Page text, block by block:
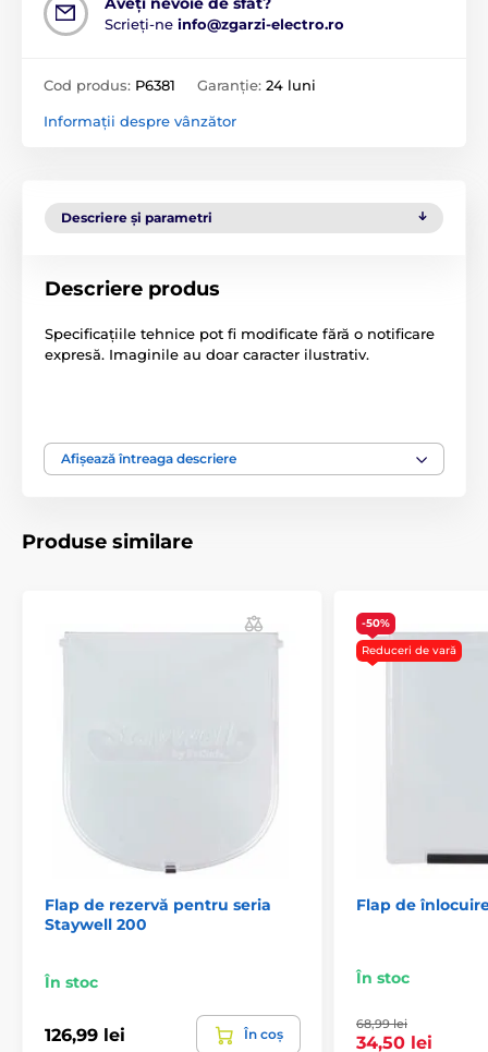
Scrieți-ne info@zgarzi-electro.ro
Cod produs: P6381 Garanție: 24 luni
Informații despre vânzător
Descriere și parametri
Descriere produs
Specificațiile tehnice pot fi modificate fără o notificare
expresă. Imaginile au doar caracter ilustrativ.
Accesorii ușă Clapete
Afișează întreaga descriere
Produse similare
Flap de rezervă pentru seria
Staywell 200
În stoc
126,99 lei În coș
-50%
Reduceri de vară
Flap de
În stoc
68,99 lei
34,50 lei